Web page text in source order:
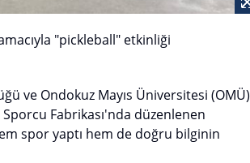
"pickleball" etkinliği
ve Ondokuz Mayıs Üniversitesi (OMÜ)
Fabrikası'nda düzenlenen
spor yaptı hem de doğru bilginin